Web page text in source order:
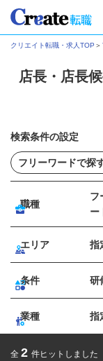
クリエイト転職・求人TOP ＞
店長・店長
検索条件の設定
職種
フ
ー
エリア 指
条件 研
業種 指
全 2 件ヒットしました